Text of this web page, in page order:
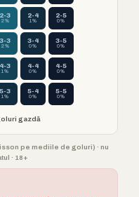
2-3
2%
2-4
1%
2-5
0%
3-3
2%
3-4
0%
3-5
0%
4-3
1%
4-4
0%
4-5
0%
5-3
1%
5-4
0%
5-5
0%
gazdă
pe mediile de goluri) · nu
· 18+